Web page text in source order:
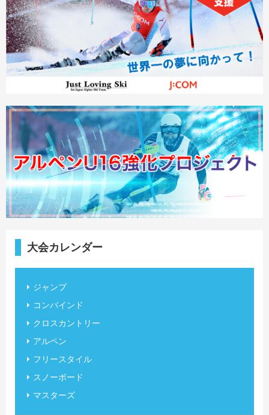
大会カレンダー
ジャンプ
コンバインド
クロスカントリー
アルペン
フリースタイル
スノーボード
マスターズ